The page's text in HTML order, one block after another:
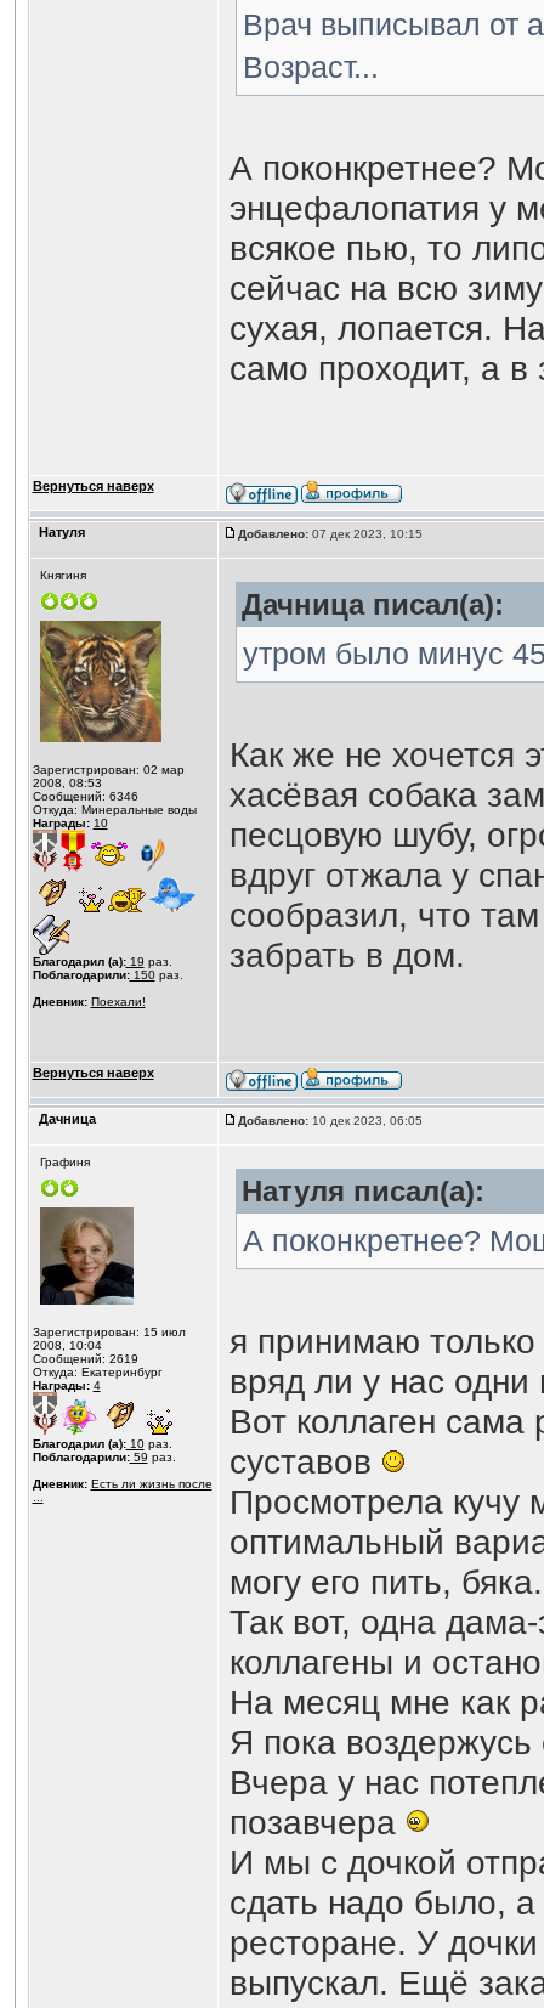
Врач выписывал от
Возраст...
А поконкретнее?
энцефалопатия у
всякое пью, то
сейчас на всю
сухая, лопается.
само проходит, а
Вернуться наверх
Натуля Добавлено:07 дек 2023, 10:15
Княгиня
Зарегистрирован: 02 мар
2008, 08:53
Сообщений: 6346
Откуда: Минеральные воды
Награды: 10
Благодарил (а):19 раз.
Поблагодарили:150раз.
Дневник: Поехали!
Дачница писал(а):
утром было минус
Как же не хочется
хасёвая собака
песцовую шубу,
вдруг отжала у
сообразил, что
забрать в дом.
Вернуться наверх
Дачница Добавлено:10 дек 2023, 06:05
Графиня
Зарегистрирован: 15 июл
2008, 10:04
Сообщений: 2619
Откуда: Екатеринбург
Награды: 4
Благодарил (а):10раз.
Поблагодарили:59 раз.
Дневник: Есть ли жизнь после
Натуля писал(а):
А поконкретнее?
я принимаю
вряд ли у нас
Вот коллаген
суставов
Просмотрела кучу
оптимальный
могу его пить,
Так вот, одна
коллагены и
На месяц мне как
Я пока воздержусь
Вчера у нас
позавчера
И мы с дочкой
сдать надо было,
ресторане. У
выпускал. Ещё